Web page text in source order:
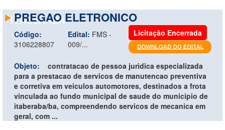
ITABERABA
PREGAO ELETRONICO
Código:
3106228807
Edital: FMS -
009/...
Licitação Encerrada
Objeto:
contratacao de pessoa juridica especializada
para a prestacao de servicos de manutencao preventiva
e corretiva em veiculos automotores, destinados a frota
vinculada ao fundo municipal de saude do municipio de
itaberaba/ba, compreendendo servicos de mecanica em
geral, com ...